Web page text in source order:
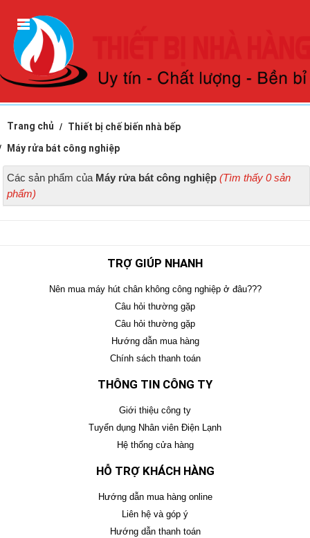
Trang chủ
Thiết bị chế biến nhà bếp
Máy rửa bát công nghiệp
Các sản phẩm của Máy rửa bát công nghiệp (Tìm thấy 0 sản
phẩm)
TRỢ GIÚP NHANH
Nên mua máy hút chân không công nghiệp ở đâu???
Câu hỏi thường gặp
Câu hỏi thường gặp
Hướng dẫn mua hàng
Chính sách thanh toán
THÔNG TIN CÔNG TY
Giới thiệu công ty
Tuyển dụng Nhân viên Điện Lạnh
Hệ thống cửa hàng
HỖ TRỢ KHÁCH HÀNG
Hướng dẫn mua hàng online
Liên hệ và góp ý
Hướng dẫn thanh toán